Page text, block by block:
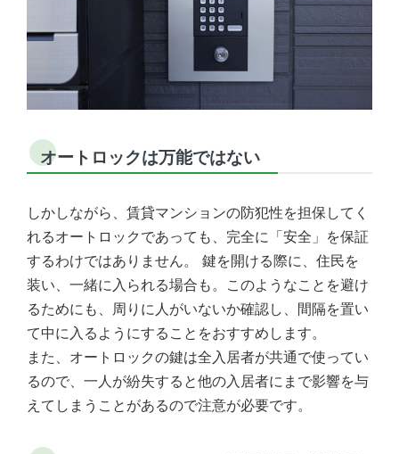
オートロックは万能ではない
しかしながら、賃貸マンションの防犯性を担保してく
れるオートロックであっても、完全に「安全」を保証
するわけではありません。 鍵を開ける際に、住民を
装い、一緒に入られる場合も。このようなことを避け
るためにも、周りに人がいないか確認し、間隔を置い
て中に入るようにすることをおすすめします。
また、オートロックの鍵は全入居者が共通で使ってい
るので、一人が紛失すると他の入居者にまで影響を与
えてしまうことがあるので注意が必要です。